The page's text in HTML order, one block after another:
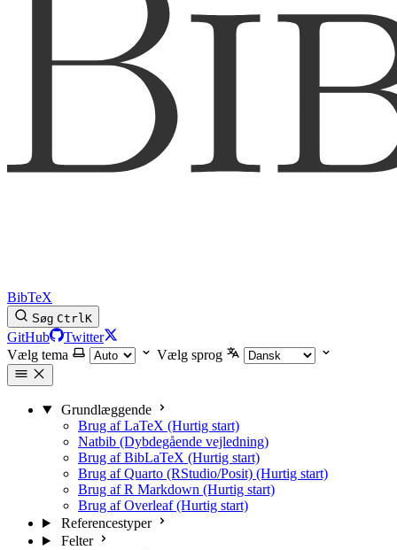
BibTeX
Søg CtrlK
GitHub
Twitter
Vælg tema
Vælg sprog
Grundlæggende
Brug af LaTeX (Hurtig start)
Natbib (Dybdegående vejledning)
Brug af BibLaTeX (Hurtig start)
Brug af Quarto (RStudio/Posit) (Hurtig start)
Brug af R Markdown (Hurtig start)
Brug af Overleaf (Hurtig start)
Referencestyper
Felter